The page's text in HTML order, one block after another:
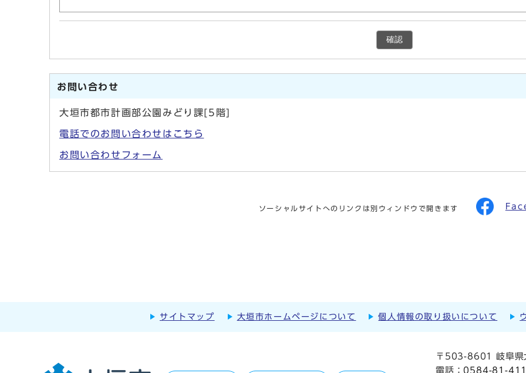
確認
お問い合わせ
大垣市都市計画部公園みどり課[5階]
電話でのお問い合わせはこちら
お問い合わせフォーム
ソーシャルサイトへのリンクは別ウィンドウで開きます
サイトマップ 大垣市ホームページについて 個人情報の取り扱いについて
〒503-8601 岐阜県
電話：0584-81-